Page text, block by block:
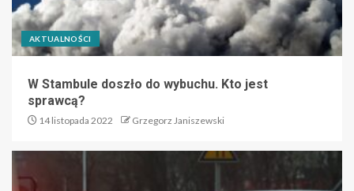
AKTUALNOŚCI
W Stambule doszło do wybuchu. Kto jest
sprawcą?
14 listopada 2022 Grzegorz Janiszewski